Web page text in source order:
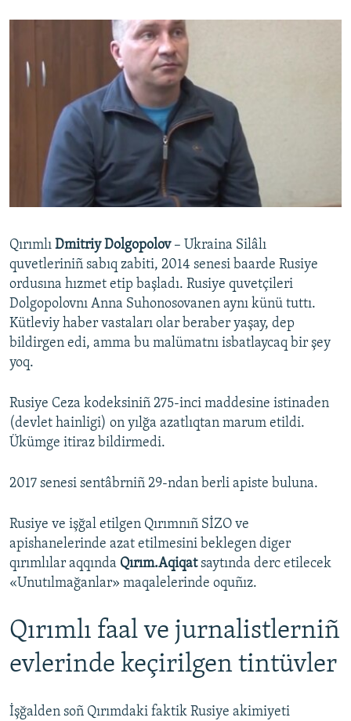
Qırımlı Dmitriy Dolgopolov– Ukraina Silâlı
quvetleriniñ sabıq zabiti, 2014 senesi baarde Rusiye
ordusına hızmet etip başladı. Rusiye quvetçileri
Dolgopolovnı Anna Suhonosovanen aynı künü tuttı.
Kütleviy haber vastaları olar beraber yaşay, dep
bildirgen edi, amma bu malümatnı isbatlaycaq bir şey
yoq.
Rusiye Ceza kodeksiniñ 275-inci maddesine istinaden
(devlet hainligi) on yılğa azatlıqtan marum etildi.
Ükümge itiraz bildirmedi.
2017 senesi sentâbrniñ 29-ndan berli apiste buluna.
Rusiye ve işğal etilgen Qırımnıñ SİZO ve
apishanelerinde azat etilmesini beklegen diger
qırımlılar aqqında Qırım.Aqiqatsaytında derc etilecek
«Unutılmağanlar» maqalelerinde oquñız.
Qırımlı faal ve jurnalistlerniñ
evlerinde keçirilgen tintüvler
İşğalden soñ Qırımdaki faktik Rusiye akimiyeti